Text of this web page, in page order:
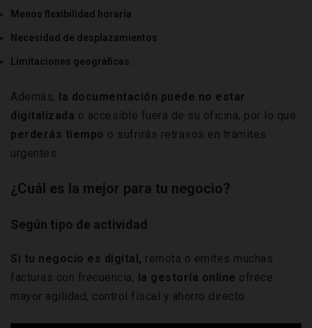
Menos flexibilidad horaria
Necesidad de desplazamientos
Limitaciones geográficas.
Además, la documentación puede no estar
digitalizada o accesible fuera de su oficina, por lo que
perderás tiempo o sufrirás retrasos en trámites
urgentes.
¿Cuál es la mejor para tu negocio?
Según tipo de actividad
Si tu negocio es digital, remota o emites muchas
facturas con frecuencia, la gestoría online ofrece
mayor agilidad, control fiscal y ahorro directo.